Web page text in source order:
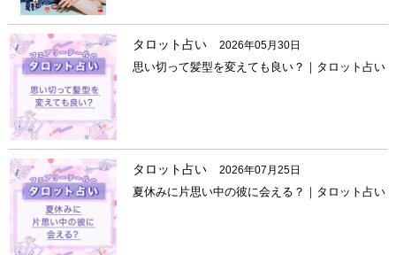
タロット占い 2026年05月30日
思い切って髪型を変えても良い？｜タロット占い
タロット占い 2026年07月25日
夏休みに片思い中の彼に会える？｜タロット占い